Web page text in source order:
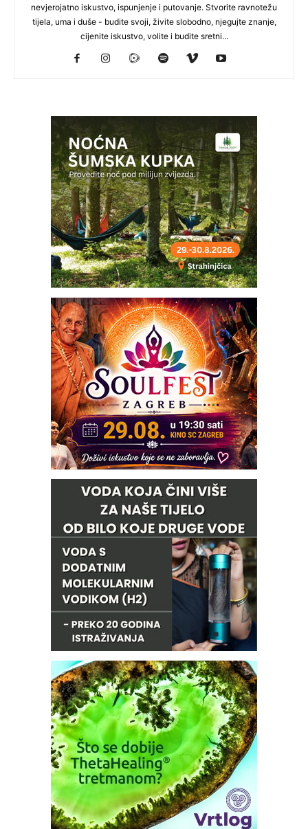
nevjerojatno iskustvo, ispunjenje i putovanje. Stvorite ravnotežu
tijela, uma i duše - budite svoji, živite slobodno, njegujte znanje,
cijenite iskustvo, volite i budite sretni...